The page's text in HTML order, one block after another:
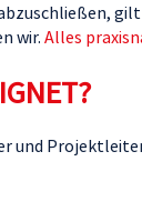
gilt
wir. Alles
und